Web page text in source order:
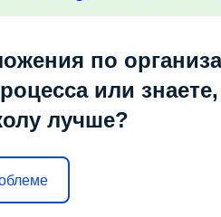
по
или знаете,
лучше?